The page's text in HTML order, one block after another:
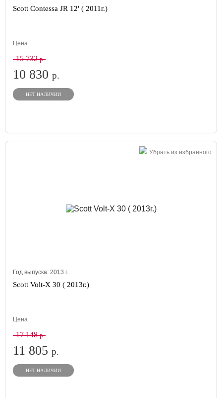
Scott Contessa JR 12' ( 2011г.)
Цена
15 732р.
10 830 р.
НЕТ НАЛИЧИИ
Убрать из избранного
Год выпуска: 2013 г.
Scott Volt-X 30 ( 2013г.)
Цена
17 148р.
11 805 р.
НЕТ НАЛИЧИИ